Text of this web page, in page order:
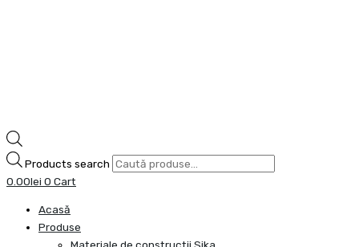
Products search
0.00lei 0 Cart
Acasă
Produse